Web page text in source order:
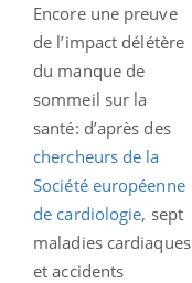
Encore une preuve
de l’impact délétère
du manque de
sommeil sur la
santé: d’après des
chercheurs de la
Société européenne
de cardiologie, sept
maladies cardiaques
et accidents